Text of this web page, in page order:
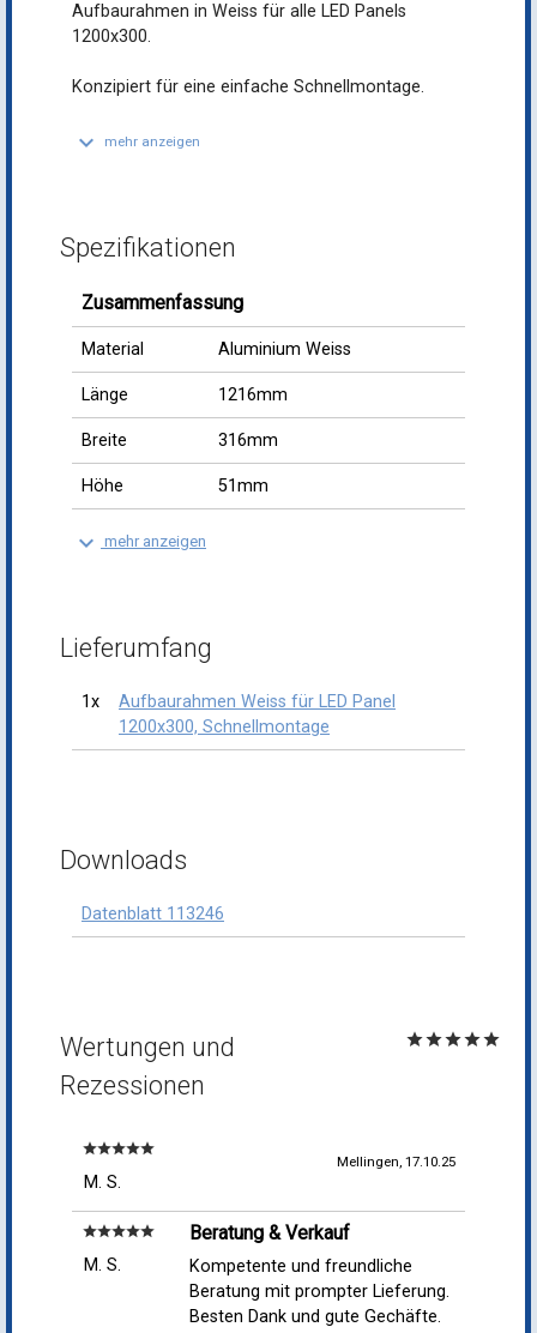
Aufbaurahmen in Weiss für alle LED Panels
1200x300.
Konzipiert für eine einfache Schnellmontage.
keyboard_arrow_down mehr anzeigen
Spezifikationen
Zusammenfassung
Material Aluminium Weiss
Länge 1216mm
Breite 316mm
Höhe 51mm
keyboard_arrow_down mehr anzeigen
Lieferumfang
1x
Aufbaurahmen Weiss für LED Panel
1200x300, Schnellmontage
Downloads
Datenblatt 113246
Wertungen und
Rezessionen
starstarstarstarstar
starstarstarstarstar
M. S.
Mellingen, 17.10.25
starstarstarstarstar
M. S.
Beratung & Verkauf
Kompetente und freundliche
Beratung mit prompter Lieferung.
Besten Dank und gute Gechäfte.